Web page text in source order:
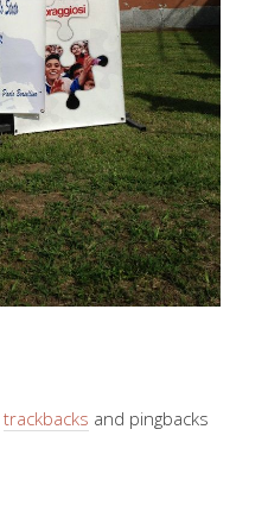
trackbacks and pingbacks